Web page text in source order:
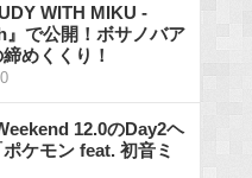
WITH MIKU -
で公開！ボサノバア
めくくり！
12.0のDay2ヘ
ケモン feat. 初音ミ